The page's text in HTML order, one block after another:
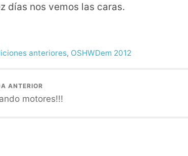
días nos vemos las caras.
anteriores, OSHWDem 2012
ANTERIOR
motores!!!